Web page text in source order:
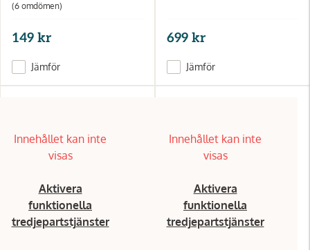
(6 omdömen)
149 kr
Jämför
699 kr
Jämför
Innehållet kan inte
visas
Aktivera
funktionella
tredjepartstjänster
Innehållet kan inte
visas
Aktivera
funktionella
tredjepartstjänster